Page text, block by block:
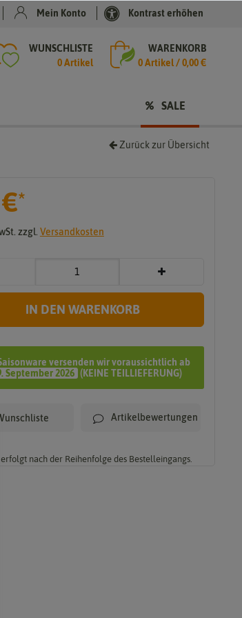
Mein Konto Kontrast erhöhen
WUNSCHLISTE
0 Artikel
WARENKORB
0Artikel /0,00 €
SALE
Zurück zur Übersicht
€*
zzgl. Versandkosten
IN DEN WARENKORB
versenden wir voraussichtlich ab
September 2026 (KEINE TEILLIEFERUNG)
Artikelbewertungen
nach der Reihenfolge des Bestelleingangs.